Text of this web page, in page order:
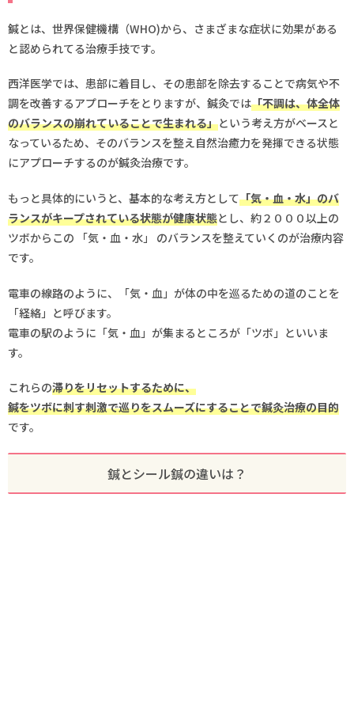
鍼とは、世界保健機構（WHO)から、さまざまな症状に効果がある
と認められてる治療手技です。
西洋医学では、患部に着目し、その患部を除去することで病気や不
調を改善するアプローチをとりますが、鍼灸では「不調は、体全体
のバランスの崩れていることで生まれる」という考え方がベースと
なっているため、そのバランスを整え自然治癒力を発揮できる状態
にアプローチするのが鍼灸治療です。
もっと具体的にいうと、基本的な考え方として「気・血・水」のバ
ランスがキープされている状態が健康状態とし、約２０００以上の
ツボからこの 「気・血・水」 のバランスを整えていくのが治療内容
です。
電車の線路のように、「気・血」が体の中を巡るための道のことを
「経絡」と呼びます。
電車の駅のように「気・血」が集まるところが「ツボ」といいま
す。
これらの滞りをリセットするために、
鍼をツボに刺す刺激で巡りをスムーズにすることで鍼灸治療の目的
です。
鍼とシール鍼の違いは？